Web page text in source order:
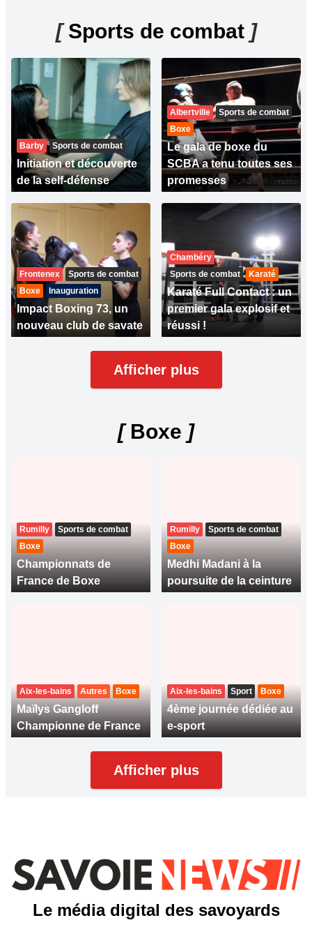
[Sports de combat ]
Barby Sports de combat
Initiation et découverte
de la self-défense
Albertville
Sports de combat
Boxe
Le gala de boxe du
SCBA a tenu toutes ses
promesses
Frontenex
Sports de combat
Boxe
Inauguration
Impact Boxing 73, un
nouveau club de savate
Chambéry
Sports de combat
Karaté
Karaté Full Contact : un
premier gala explosif et
réussi !
Afficher plus
[Boxe ]
Rumilly
Sports de combat
Boxe
Championnats de
France de Boxe
Rumilly
Sports de combat
Boxe
Medhi Madani à la
poursuite de la ceinture
Aix-les-bains Autres Boxe
Maïlys Gangloff
Championne de France
Aix-les-bains Sport Boxe
4ème journée dédiée au
e-sport
Afficher plus
Le média digital des savoyards